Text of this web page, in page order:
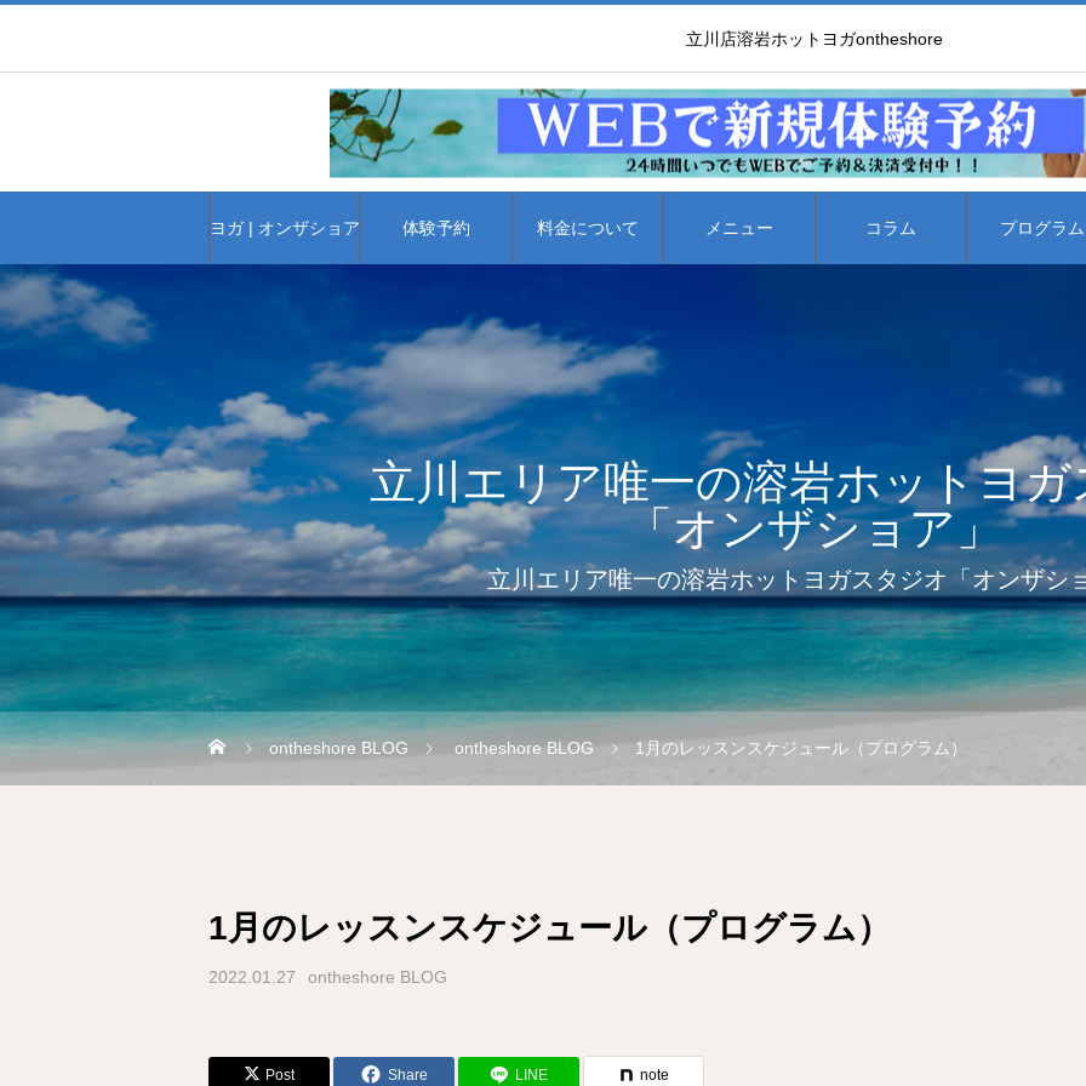
立川店溶岩ホットヨガontheshore
ヨガ | オンザショア 体験予約 料金について メニュー コラム プログラム
立川エリア唯一の溶岩ホットヨ
「オンザショア」
立川エリア唯一の溶岩ホットヨガスタジオ「オンザシ
ontheshore BLOG ontheshore BLOG 1月のレッスンスケジュール（プログラム）
1月のレッスンスケジュール（プログラム）
2022.01.27 ontheshore BLOG
Post Share LINE note